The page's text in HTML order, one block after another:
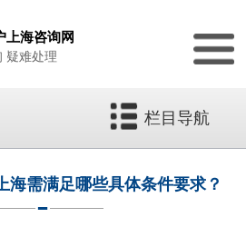
上海咨询网
疑难处理
栏目导航
海需满足哪些具体条件要求？